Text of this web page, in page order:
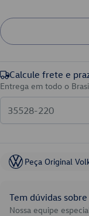
Calcule frete e
Entrega em todo o
Peça Original
Tem dúvidas
Nossa equipe